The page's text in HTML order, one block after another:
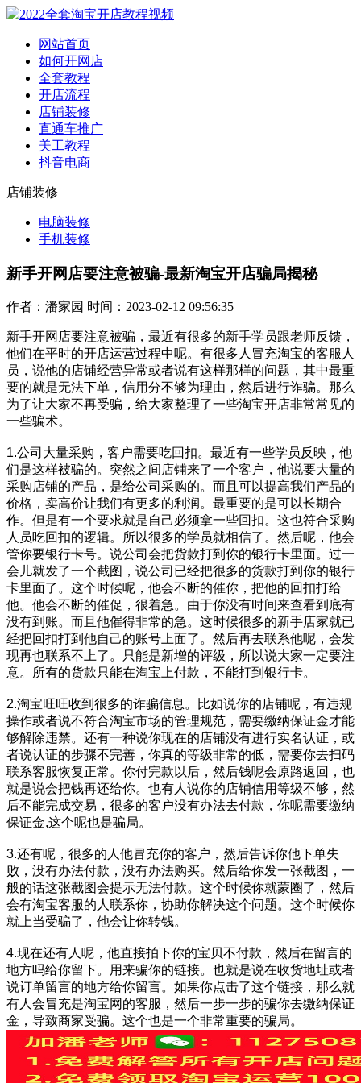
网站首页
如何开网店
全套教程
开店流程
店铺装修
直通车推广
美工教程
抖音电商
店铺装修
电脑装修
手机装修
新手开网店要注意被骗-最新淘宝开店骗局揭秘
作者：潘家园 时间：2023-02-12 09:56:35
新手开网店要注意被骗，最近有很多的新手学员跟老师反馈，
他们在平时的开店运营过程中呢。有很多人冒充淘宝的客服人
员，说他的店铺经营异常或者说有这样那样的问题，其中最重
要的就是无法下单，信用分不够为理由，然后进行诈骗。那么
为了让大家不再受骗，给大家整理了一些淘宝开店非常常见的
一些骗术。
1.公司大量采购，客户需要吃回扣。最近有一些学员反映，他
们是这样被骗的。突然之间店铺来了一个客户，他说要大量的
采购店铺的产品，是给公司采购的。而且可以提高我们产品的
价格，卖高价让我们有更多的利润。最重要的是可以长期合
作。但是有一个要求就是自己必须拿一些回扣。这也符合采购
人员吃回扣的逻辑。所以很多的学员就相信了。然后呢，他会
管你要银行卡号。说公司会把货款打到你的银行卡里面。过一
会儿就发了一个截图，说公司已经把很多的货款打到你的银行
卡里面了。这个时候呢，他会不断的催你，把他的回扣打给
他。他会不断的催促，很着急。由于你没有时间来查看到底有
没有到账。而且他催得非常的急。这时候很多的新手店家就已
经把回扣打到他自己的账号上面了。然后再去联系他呢，会发
现再也联系不上了。只能是新增的评级，所以说大家一定要注
意。所有的货款只能在淘宝上付款，不能打到银行卡。
2.淘宝旺旺收到很多的诈骗信息。比如说你的店铺呢，有违规
操作或者说不符合淘宝市场的管理规范，需要缴纳保证金才能
够解除违禁。还有一种说你现在的店铺没有进行实名认证，或
者说认证的步骤不完善，你真的等级非常的低，需要你去扫码
联系客服恢复正常。你付完款以后，然后钱呢会原路返回，也
就是说会把钱再还给你。也有人说你的店铺信用等级不够，然
后不能完成交易，很多的客户没有办法去付款，你呢需要缴纳
保证金,这个呢也是骗局。
3.还有呢，很多的人他冒充你的客户，然后告诉你他下单失
败，没有办法付款，没有办法购买。然后给你发一张截图，一
般的话这张截图会提示无法付款。这个时候你就蒙圈了，然后
会有淘宝客服的人联系你，协助你解决这个问题。这个时候你
就上当受骗了，他会让你转钱。
4.现在还有人呢，他直接拍下你的宝贝不付款，然后在留言的
地方吗给你留下。用来骗你的链接。也就是说在收货地址或者
说订单留言的地方给你留言。如果你点击了这个链接，那么就
有人会冒充是淘宝网的客服，然后一步一步的骗你去缴纳保证
金，导致商家受骗。这个也是一个非常重要的骗局。